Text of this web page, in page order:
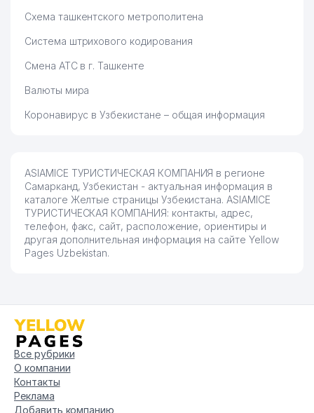
Схема ташкентского метрополитена
Система штрихового кодирования
Смена АТС в г. Ташкенте
Валюты мира
Коронавирус в Узбекистане – общая информация
ASIAMICE ТУРИСТИЧЕСКАЯ КОМПАНИЯ в регионе
Самарканд, Узбекистан - актуальная информация в
каталоге Желтые страницы Узбекистана. ASIAMICE
ТУРИСТИЧЕСКАЯ КОМПАНИЯ: контакты, адрес,
телефон, факс, сайт, расположение, ориентиры и
другая дополнительная информация на сайте Yellow
Pages Uzbekistan.
Все рубрики
О компании
Контакты
Реклама
Добавить компанию